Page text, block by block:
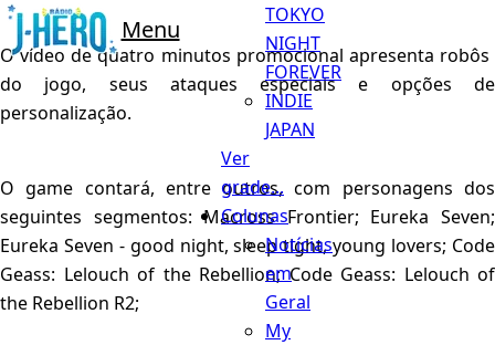
Menu
TOKYO
NIGHT
FOREVER
INDIE
JAPAN
Ver
grade...
Colunas
Notícias
em
Geral
My
O vídeo de quatro minutos promocional apresenta robôs ​​
do jogo, seus ataques especiais e opções de
personalização.
O game contará, entre outros, com personagens dos
seguintes segmentos: Macross Frontier; Eureka Seven;
Eureka Seven - good night, sleep tight, young lovers; Code
Geass: Lelouch of the Rebellion; Code Geass: Lelouch of
the Rebellion R2;